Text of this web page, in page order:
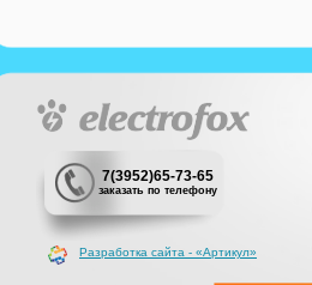
7(3952)65-73-65
заказать по телефону
Разработка сайта - «Артикул»